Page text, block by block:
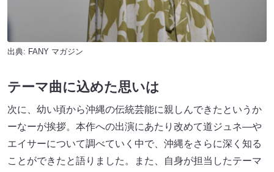
出典: FANY マガジン
テーマ曲に込めた思いは
次に、幼い頃から沖縄の伝統芸能に親しんできたというか
ーなーが挨拶。本作への出演にあたり改めて道ジュネ―や
エイサーについて調べていく中で、沖縄をさらに深く知る
ことができたと語りました。また、自身が担当したテーマ